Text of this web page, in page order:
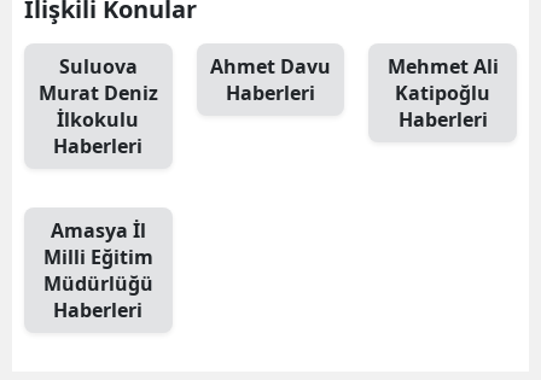
İlişkili Konular
Suluova
Murat Deniz
İlkokulu
Haberleri
Ahmet Davu
Haberleri
Mehmet Ali
Katipoğlu
Haberleri
Amasya İl
Milli Eğitim
Müdürlüğü
Haberleri